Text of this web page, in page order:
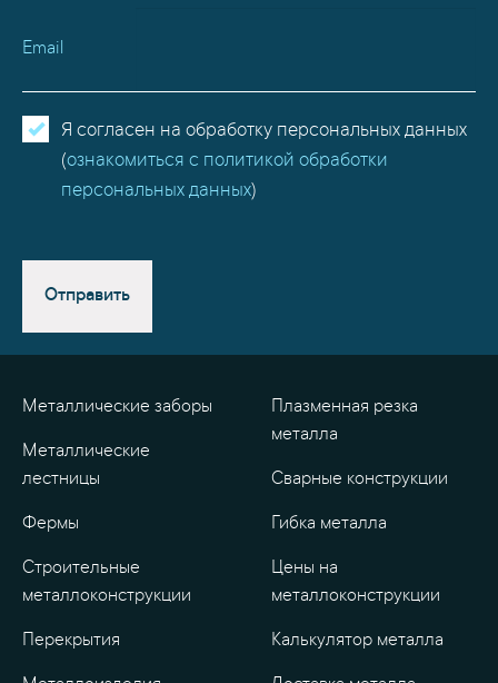
Email
Я согласен на обработку персональных данных
(ознакомиться с политикой обработки
персональных данных)
Отправить
Металлические заборы
Металлические
лестницы
Фермы
Строительные
металлоконструкции
Перекрытия
Плазменная резка
металла
Сварные конструкции
Гибка металла
Цены на
металлоконструкции
Калькулятор металла